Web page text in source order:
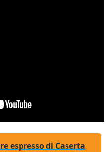
espresso di Caserta